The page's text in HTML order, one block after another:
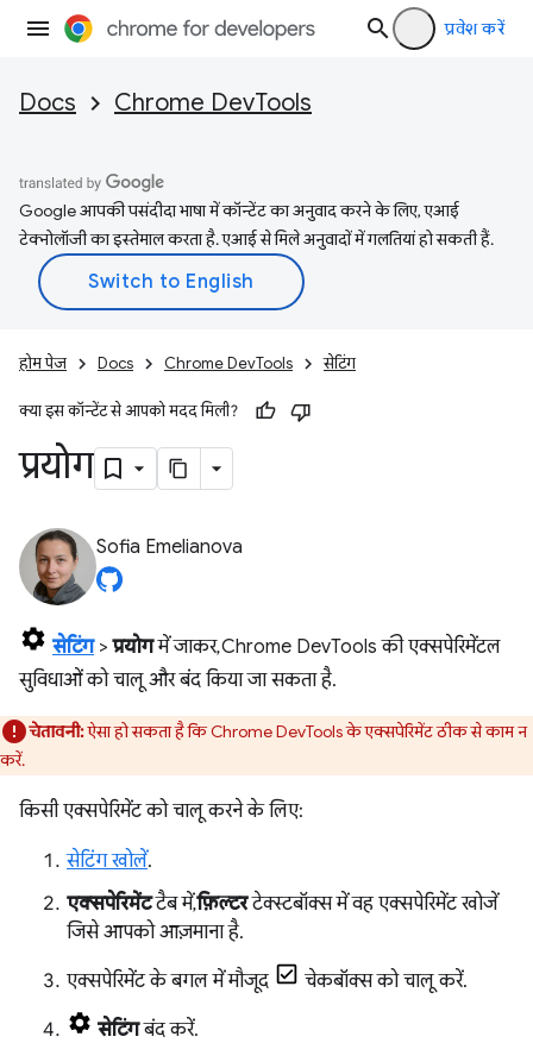
प्रवेश करें
Docs Chrome DevTools
Google आपकी पसंदीदा भाषा में कॉन्टेंट का अनुवाद करने के लिए, एआई
टेक्नोलॉजी का इस्तेमाल करता है. एआई से मिले अनुवादों में गलतियां हो सकती हैं.
होम पेज Docs Chrome DevTools सेटिंग
क्या इस कॉन्टेंट से आपको मदद मिली?
प्रयोग
Sofia Emelianova
सेटिंग>प्रयोगमें जाकर, Chrome DevTools की एक्सपेरिमेंटल
सुविधाओं को चालू और बंद किया जा सकता है.
चेतावनी:ऐसा हो सकता है कि Chrome DevTools के एक्सपेरिमेंट ठीक से काम न
करें.
किसी एक्सपेरिमेंट को चालू करने के लिए:
सेटिंग खोलें.
एक्सपेरिमेंटटैब में,फ़िल्टरटेक्स्टबॉक्स में वह एक्सपेरिमेंट खोजें
जिसे आपको आज़माना है.
एक्सपेरिमेंट के बगल में मौजूद चेकबॉक्स को चालू करें.
सेटिंगबंद करें.